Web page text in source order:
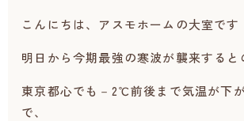
こんにちは、アスモホームの大室です
明日から今期最強の寒波が襲来すると
東京都心でも－2℃前後まで気温が下
で、